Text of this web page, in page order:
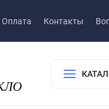
Оплата Контакты